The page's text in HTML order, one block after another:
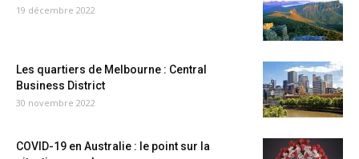
19 décembre 2022
Les quartiers de Melbourne : Central
Business District
30 novembre 2022
COVID-19 en Australie : le point sur la